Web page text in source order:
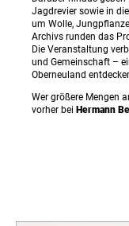
Jagdrevier sowie in
um Wolle,
Archivs runden das
Die Veranstaltung
und Gemeinschaft –
Oberneuland
Wer größere Mengen
vorher bei Hermann